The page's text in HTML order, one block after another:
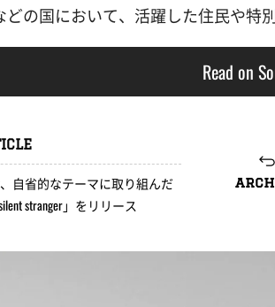
どの国において、活躍した住民や特
Read on
、自省的なテーマに取り組んだ
stranger」をリリース